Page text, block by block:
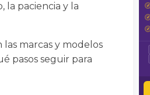
la paciencia y la
marcas y modelos
pasos seguir para
✓
✓
✓